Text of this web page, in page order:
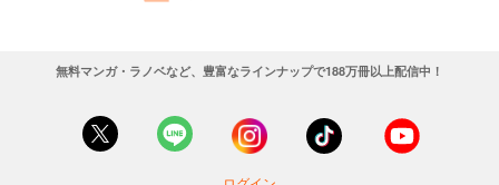
無料マンガ・ラノベなど、豊富なラインナップで188万冊以上配信中！